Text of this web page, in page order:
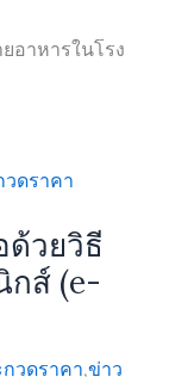
อาหารในโรง
ด้วยวิธี
กส์ (e-
วดราคา,ข่าว